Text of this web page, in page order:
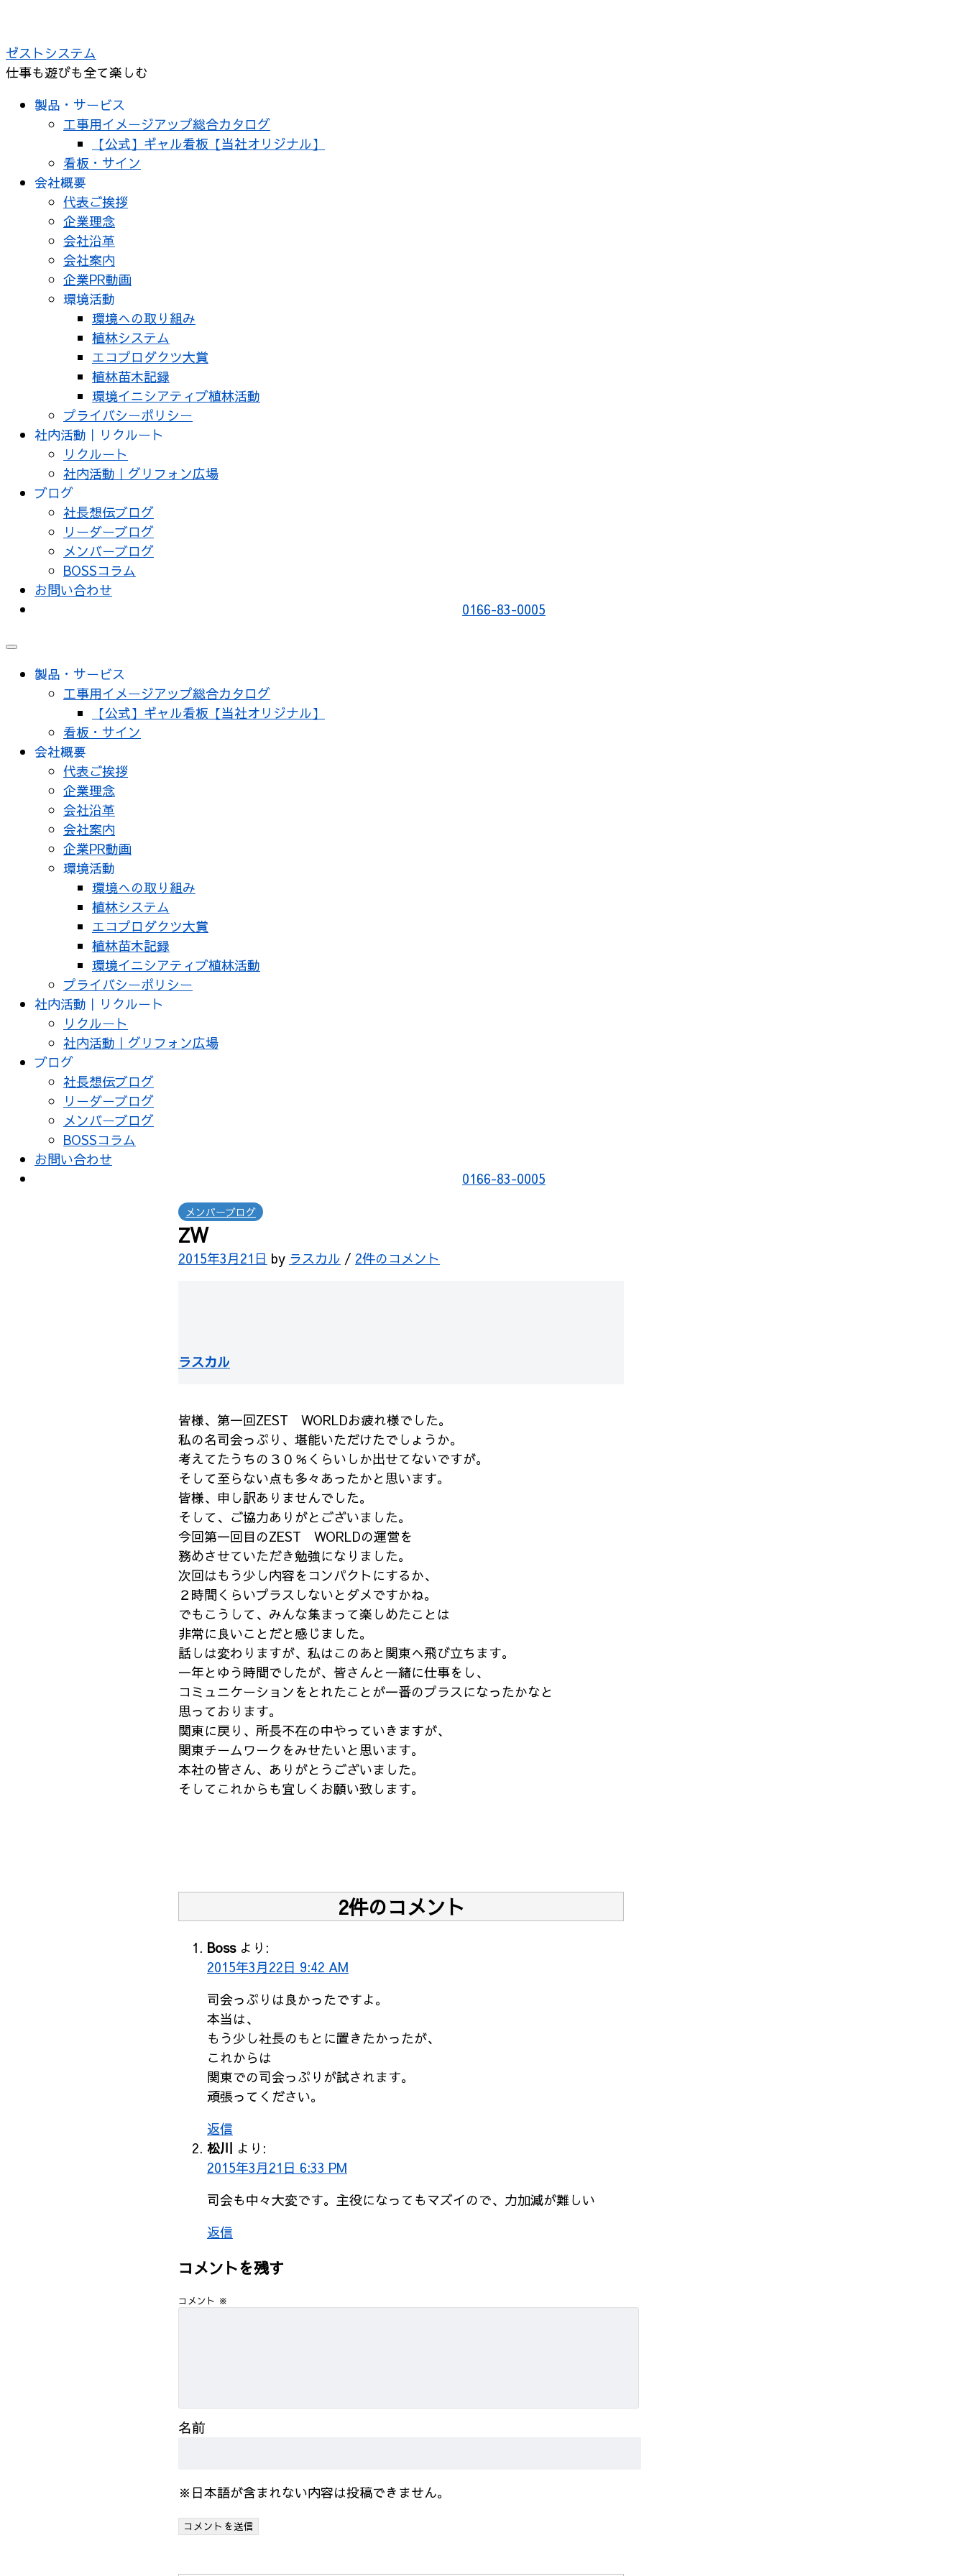
テ
ン
ゼストシステム
仕事も遊びも全て楽しむ
製品・サービス
工事用イメージアップ総合カタログ
【公式】ギャル看板【当社オリジナル】
看板・サイン
会社概要
代表ご挨拶
企業理念
会社沿革
会社案内
企業PR動画
環境活動
環境への取り組み
植林システム
エコプロダクツ大賞
植林苗木記録
環境イニシアティブ植林活動
プライバシーポリシー
社内活動｜リクルート
リクルート
社内活動｜グリフォン広場
ブログ
社長想伝ブログ
リーダーブログ
メンバーブログ
BOSSコラム
お問い合わせ
0166-83-0005
メ
製品・サービス
工事用イメージアップ総合カタログ
【公式】ギャル看板【当社オリジナル】
看板・サイン
会社概要
代表ご挨拶
企業理念
会社沿革
会社案内
企業PR動画
環境活動
環境への取り組み
植林システム
エコプロダクツ大賞
植林苗木記録
環境イニシアティブ植林活動
プライバシーポリシー
社内活動｜リクルート
リクルート
社内活動｜グリフォン広場
ブログ
社長想伝ブログ
リーダーブログ
メンバーブログ
BOSSコラム
お問い合わせ
0166-83-0005
メンバーブログ
ZW
2015年3月21日 by ラスカル / 2件のコメント
ラスカル
皆様、第一回ZEST WORLDお疲れ様でした。
私の名司会っぷり、堪能いただけたでしょうか。
考えてたうちの３０％くらいしか出せてないですが。
そして至らない点も多々あったかと思います。
皆様、申し訳ありませんでした。
そして、ご協力ありがとございました。
今回第一回目のZEST WORLDの運営を
務めさせていただき勉強になりました。
次回はもう少し内容をコンパクトにするか、
２時間くらいプラスしないとダメですかね。
でもこうして、みんな集まって楽しめたことは
非常に良いことだと感じました。
話しは変わりますが、私はこのあと関東へ飛び立ちます。
一年とゆう時間でしたが、皆さんと一緒に仕事をし、
コミュニケーションをとれたことが一番のプラスになったかなと
思っております。
関東に戻り、所長不在の中やっていきますが、
関東チームワークをみせたいと思います。
本社の皆さん、ありがとうございました。
そしてこれからも宜しくお願い致します。
2件のコメント
Boss より:
2015年3月22日 9:42 AM
司会っぷりは良かったですよ。
本当は、
もう少し社長のもとに置きたかったが、
これからは
関東での司会っぷりが試されます。
頑張ってください。
返信
松川 より:
2015年3月21日 6:33 PM
司会も中々大変です。主役になってもマズイので、力加減が難しい
返信
コメントを残す
コメント ※
名前
※日本語が含まれない内容は投稿できません。